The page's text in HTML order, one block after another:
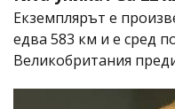
Екземплярът е
едва 583 км и е сред
Великобритания